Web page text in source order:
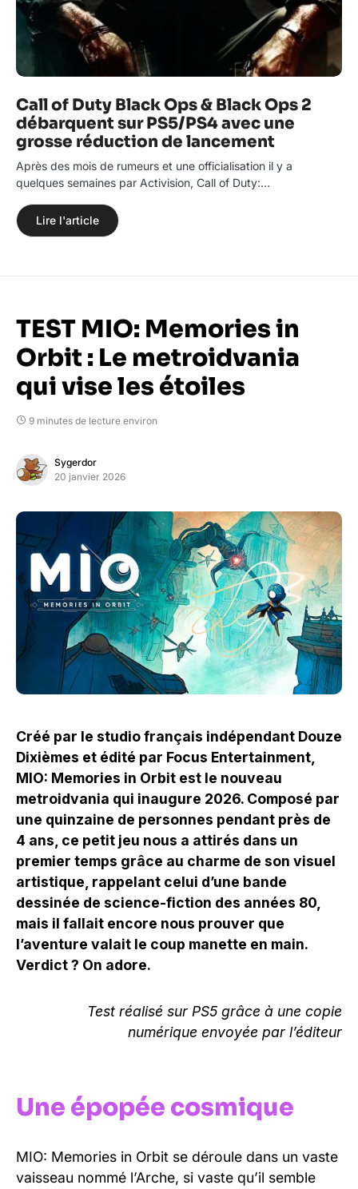
Call of Duty Black Ops & Black Ops 2
débarquent sur PS5/PS4 avec une
grosse réduction de lancement
Après des mois de rumeurs et une officialisation il y a
quelques semaines par Activision, Call of Duty:…
Lire l'article
TEST MIO: Memories in
Orbit : Le metroidvania
qui vise les étoiles
9 minutes de lecture environ
Sygerdor
20 janvier 2026
Créé par le studio français indépendant Douze
Dixièmes et édité par Focus Entertainment,
MIO: Memories in Orbit est le nouveau
metroidvania qui inaugure 2026. Composé par
une quinzaine de personnes pendant près de
4 ans, ce petit jeu nous a attirés dans un
premier temps grâce au charme de son visuel
artistique, rappelant celui d’une bande
dessinée de science-fiction des années 80,
mais il fallait encore nous prouver que
l’aventure valait le coup manette en main.
Verdict ? On adore.
Test réalisé sur PS5 grâce à une copie
numérique envoyée par l’éditeur
Une épopée cosmique
MIO: Memories in Orbit se déroule dans un vaste
vaisseau nommé l’Arche, si vaste qu’il semble